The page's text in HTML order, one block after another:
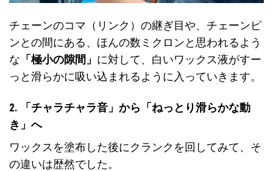
チェーンのコマ（リンク）の継ぎ目や、チェーンピ
ンとの間にある、ほんの数ミクロンと思われるよう
な 「極小の隙間」 に対して、白いワックス液がすー
っと滑らかに吸い込まれるように入っていきます。
2. 「チャラチャラ音」から「ねっとり滑らかな動
き」へ
ワックスを塗布した後にクランクを回してみて、そ
の違いは歴然でした。